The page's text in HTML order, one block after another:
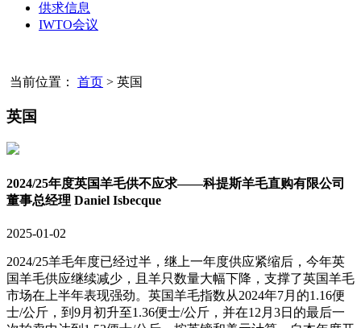
供求信息
IWTO会议
当前位置： 首页 > 英国
英国
2024/25年度英国羊毛供不应求——科提斯羊毛直购有限公司
董事总经理 Daniel Isbecque
2025-01-02
2024/25羊毛年度已经过半，继上一年度供应紧缩后，今年英
国羊毛供应继续减少，且羊只数量大幅下降，支撑了英国羊毛
市场在上半年表现强劲。英国羊毛指数从2024年7月的1.16便
士/公斤，到9月初升至1.36便士/公斤，并在12月3日的最后一